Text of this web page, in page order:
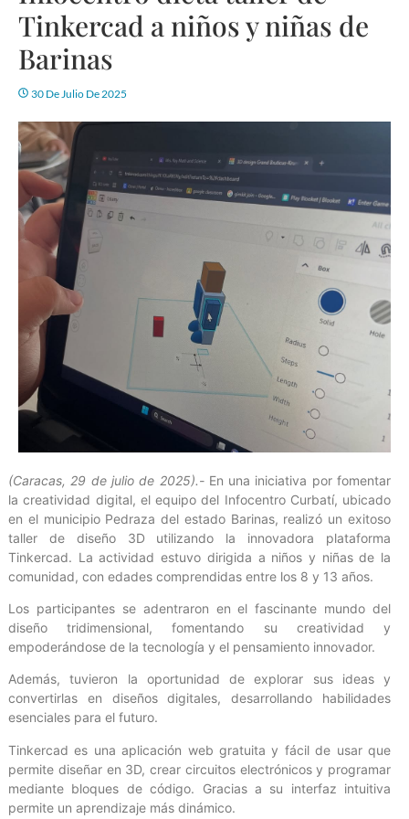
Tinkercad a niños y niñas de
Barinas
30 De Julio De 2025
(Caracas, 29 de julio de 2025).- En una iniciativa por fomentar
la creatividad digital, el equipo del Infocentro Curbatí, ubicado
en el municipio Pedraza del estado Barinas, realizó un exitoso
taller de diseño 3D utilizando la innovadora plataforma
Tinkercad. La actividad estuvo dirigida a niños y niñas de la
comunidad, con edades comprendidas entre los 8 y 13 años.
Los participantes se adentraron en el fascinante mundo del
diseño tridimensional, fomentando su creatividad y
empoderándose de la tecnología y el pensamiento innovador.
Además, tuvieron la oportunidad de explorar sus ideas y
convertirlas en diseños digitales, desarrollando habilidades
esenciales para el futuro.
Tinkercad es una aplicación web gratuita y fácil de usar que
permite diseñar en 3D, crear circuitos electrónicos y programar
mediante bloques de código. Gracias a su interfaz intuitiva
permite un aprendizaje más dinámico.